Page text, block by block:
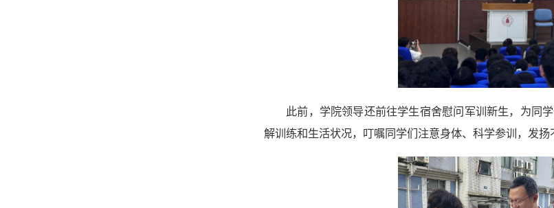
此前，学院领导还前往学生宿舍慰问军训新生，为同
解训练和生活状况，叮嘱同学们注意身体、科学参训，发扬